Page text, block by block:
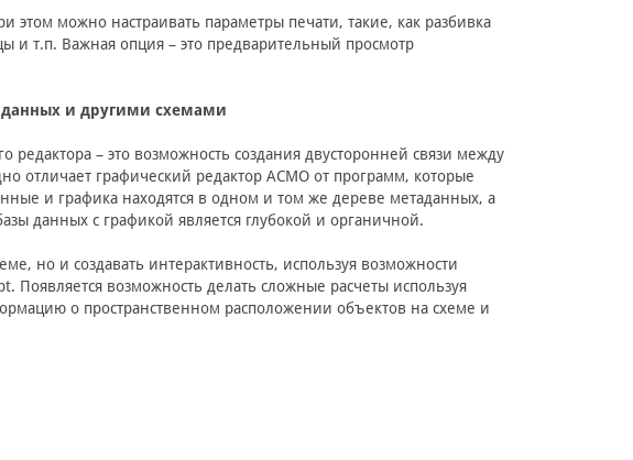
этом можно настраивать параметры печати, такие, как разбивка
и т.п. Важная опция – это предварительный просмотр
данных и другими схемами
редактора – это возможность создания двусторонней связи между
отличает графический редактор АСМО от программ, которые
и графика находятся в одном и том же дереве метаданных, а
данных с графикой является глубокой и органичной.
но и создавать интерактивность, используя возможности
Появляется возможность делать сложные расчеты используя
о пространственном расположении объектов на схеме и